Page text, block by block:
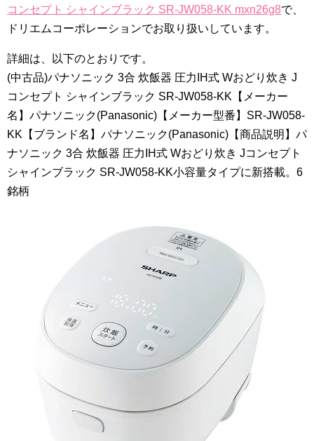
コンセプト シャインブラック SR-JW058-KK mxn26g8で、
ドリエムコーポレーションでお取り扱いしています。
詳細は、以下のとおりです。
(中古品)パナソニック 3合 炊飯器 圧力IH式 Wおどり炊き J
コンセプト シャインブラック SR-JW058-KK【メーカー
名】パナソニック(Panasonic)【メーカー型番】SR-JW058-
KK【ブランド名】パナソニック(Panasonic)【商品説明】パ
ナソニック 3合 炊飯器 圧力IH式 Wおどり炊き Jコンセプト
シャインブラック SR-JW058-KK小容量タイプに新搭載。6
銘柄